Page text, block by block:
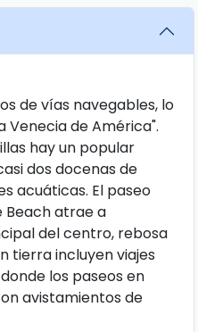
de vías navegables, lo
Venecia de América".
hay un popular
dos docenas de
acuáticas. El paseo
Beach atrae a
del centro, rebosa
tierra incluyen viajes
los paseos en
avistamientos de